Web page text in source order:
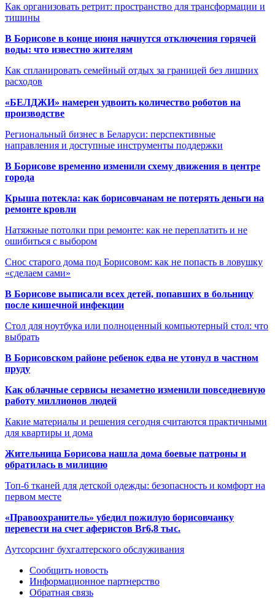
Как организовать ретрит: пространство для трансформации и
тишины
В Борисове в конце июня начнутся отключения горячей
воды: что известно жителям
Как спланировать семейный отдых за границей без лишних
расходов
«БЕЛДЖИ» намерен удвоить количество роботов на
производстве
Региональный бизнес в Беларуси: перспективные
направления и доступные инструменты поддержки
В Борисове временно изменили схему движения в центре
города
Крыша потекла: как борисовчанам не потерять деньги на
ремонте кровли
Натяжные потолки при ремонте: как не переплатить и не
ошибиться с выбором
Снос старого дома под Борисовом: как не попасть в ловушку
«сделаем сами»
В Борисове выписали всех детей, попавших в больницу
после кишечной инфекции
Стол для ноутбука или полноценный компьютерный стол: что
выбрать
В Борисовском районе ребенок едва не утонул в частном
пруду
Как облачные сервисы незаметно изменили повседневную
работу миллионов людей
Какие материалы и решения сегодня считаются практичными
для квартиры и дома
Жительница Борисова нашла дома боевые патроны и
обратилась в милицию
Топ-6 тканей для детской одежды: безопасность и комфорт на
первом месте
«Правоохранитель» убедил пожилую борисовчанку
перевести на счет аферистов Br6,8 тыс.
Аутсорсинг бухгалтерского обслуживания
Сообщить новость
Информационное партнерство
Обратная связь